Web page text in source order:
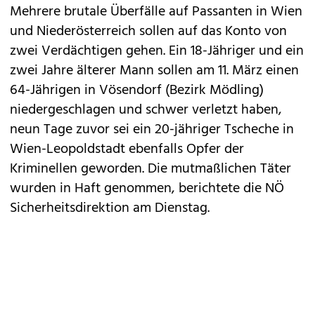
Mehrere brutale Überfälle auf Passanten in Wien
und Niederösterreich sollen auf das Konto von
zwei Verdächtigen gehen. Ein 18-Jähriger und ein
zwei Jahre älterer Mann sollen am 11. März einen
64-Jährigen in Vösendorf (Bezirk Mödling)
niedergeschlagen und schwer verletzt haben,
neun Tage zuvor sei ein 20-jähriger Tscheche in
Wien-Leopoldstadt ebenfalls Opfer der
Kriminellen geworden. Die mutmaßlichen Täter
wurden in Haft genommen, berichtete die NÖ
Sicherheitsdirektion am Dienstag.